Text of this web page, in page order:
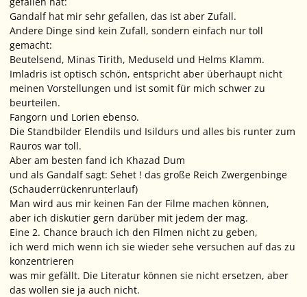
Gandalf hat mir sehr gefallen, das ist aber Zufall.
Andere Dinge sind kein Zufall, sondern einfach nur toll
gemacht:
Beutelsend, Minas Tirith, Meduseld und Helms Klamm.
Imladris ist optisch schön, entspricht aber überhaupt nicht
meinen Vorstellungen und ist somit für mich schwer zu
beurteilen.
Fangorn und Lorien ebenso.
Die Standbilder Elendils und Isildurs und alles bis runter zum
Rauros war toll.
Aber am besten fand ich Khazad Dum
und als Gandalf sagt: Sehet ! das große Reich Zwergenbinge
(Schauderrückenrunterlauf)
Man wird aus mir keinen Fan der Filme machen können,
aber ich diskutier gern darüber mit jedem der mag.
Eine 2. Chance brauch ich den Filmen nicht zu geben,
ich werd mich wenn ich sie wieder sehe versuchen auf das zu
konzentrieren
was mir gefällt. Die Literatur können sie nicht ersetzen, aber
das wollen sie ja auch nicht.